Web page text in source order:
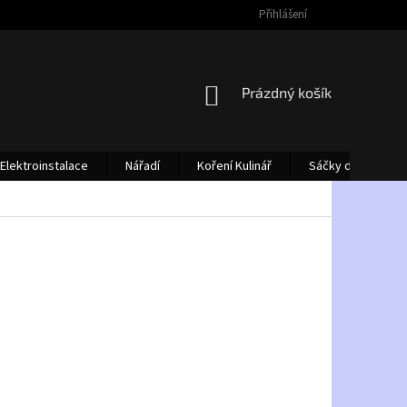
Přihlášení
NÁKUPNÍ
Prázdný košík
Elektroinstalace Nářadí Koření Kulinář
Sáčky do